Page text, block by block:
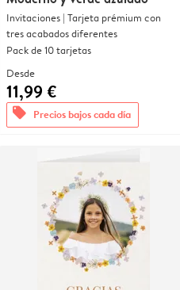
Invitaciones | Tarjeta prémium con
tres acabados diferentes
Pack de 10 tarjetas
Desde
11,99 €
offers Precios bajos cada día